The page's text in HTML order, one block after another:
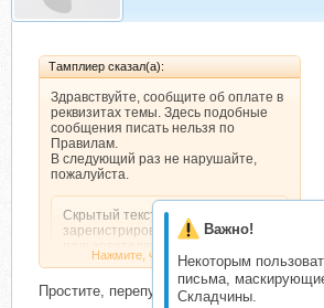
Важно!
Некоторым
письма,
Складчины.
Тамплиер сказал(а):
Здравствуйте, сообщите об оплате в
реквизитах темы. Здесь подобные
сообщения писать нельзя по
Правилам.
В следующий раз не нарушайте,
пожалуйста.
Скрытый текст. Доступен только
зарегистрированным
д) Вопросы связанные с оплатой
Нажмите, чтобы раскрыть...
Простите, перепутала